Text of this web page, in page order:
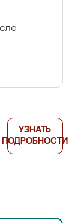
УЗНАТЬ
ПОДРОБНОСТИ